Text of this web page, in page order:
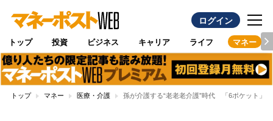
ログイン
トップ 投資 ビジネス キャリア ライフ マネー
トップ マネー 医療・介護 孫が介護する“老老老介護”時代 「6ポケット」